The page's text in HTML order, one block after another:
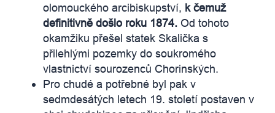
olomouckého arcibiskupství, k čemuž
definitivně došlo roku 1874. Od tohoto
okamžiku přešel statek Skalička s
přilehlými pozemky do soukromého
vlastnictví sourozenců Chorinských.
Pro chudé a potřebné byl pak v
sedmdesátých letech 19. století postaven v